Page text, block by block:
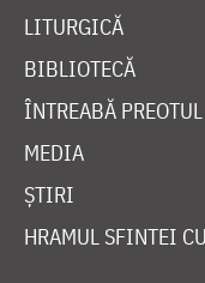
LITURGICĂ
BIBLIOTECĂ
ÎNTREABĂ PREOTUL
MEDIA
ȘTIRI
HRAMUL SFINTEI